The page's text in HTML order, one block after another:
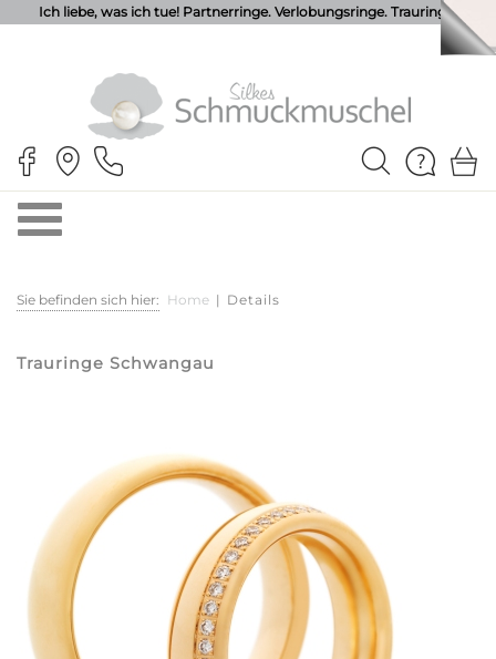
Ich liebe, was ich tue! Partnerringe. Verlobungsringe. Trauringe.
Sie befinden sich hier: Home | Details
Trauringe Schwangau